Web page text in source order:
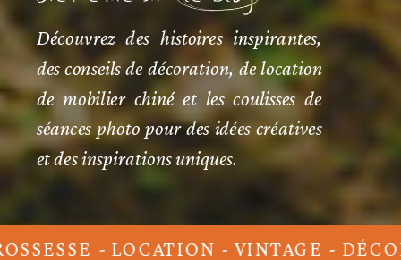
Découvrez des histoires inspirantes,
des conseils de décoration, de location
de mobilier chiné et les coulisses de
séances photo pour des idées créatives
et des inspirations uniques.
- LOCATION - VINTAGE -